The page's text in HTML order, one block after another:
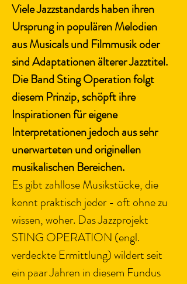
Viele Jazzstandards haben ihren
Ursprung in populären Melodien
aus Musicals und Filmmusik oder
sind Adaptationen älterer Jazztitel.
Die Band Sting Operation folgt
diesem Prinzip, schöpft ihre
Inspirationen für eigene
Interpretationen jedoch aus sehr
unerwarteten und originellen
musikalischen Bereichen.
Es gibt zahllose Musikstücke, die
kennt praktisch jeder - oft ohne zu
wissen, woher. Das Jazzprojekt
STING OPERATION (engl.
verdeckte Ermittlung) wildert seit
ein paar Jahren in diesem Fundus